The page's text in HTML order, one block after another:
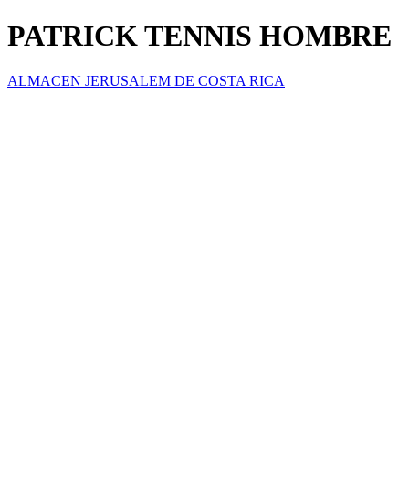
PATRICK TENNIS HOMBRE
ALMACEN JERUSALEM DE COSTA RICA